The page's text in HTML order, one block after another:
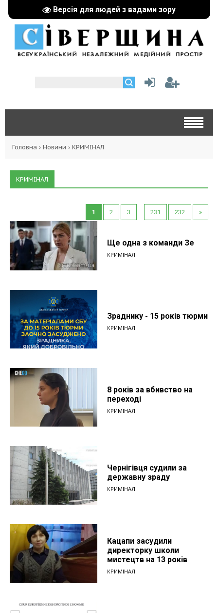
Версія для людей з вадами зору
Головна › Новини › КРИМІНАЛ
КРИМІНАЛ
1 2 3 231 232 »
Ще одна з команди Зе
КРИМІНАЛ
Зраднику - 15 років тюрми
КРИМІНАЛ
8 років за вбивство на
переході
КРИМІНАЛ
Чернігівця судили за
державну зраду
КРИМІНАЛ
Кацапи засудили
директорку школи
мистецтв на 13 років
КРИМІНАЛ